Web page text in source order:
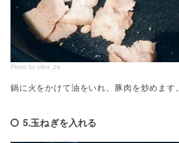
Photo by uli04_29
鍋に火をかけて油をいれ、豚肉を炒めます。
5.玉ねぎを入れる